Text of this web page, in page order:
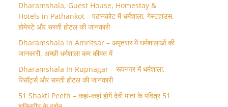
Dharamshala, Guest House, Homestay &
Hotels in Pathankot – पठानकोट में धर्मशाला, गेस्टहाउस,
होमेस्टे और सस्ती होटल की जानकारी
Dharamshala in Amritsar – अमृतसर में धर्मशालाओं की
जानकारी, अच्छी धर्मशाला कम कीमत में
Dharamshala In Rupnagar – रूपनगर में धर्मशाला,
रिसॉर्ट्स और सस्ती होटल की जानकारी
51 Shakti Peeth – कहां-कहां होगें देवी माता के पवित्र 51